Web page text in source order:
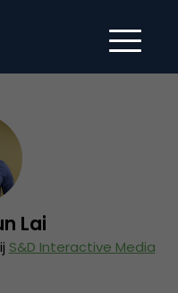
Lai
S&D Interactive Media